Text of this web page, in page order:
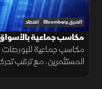
الشرق Bloomberg اقتصاد
مكاسب جماعية
الطاقة
مكاسب جماعية للبورصات
المستثمرين، مع ترقب